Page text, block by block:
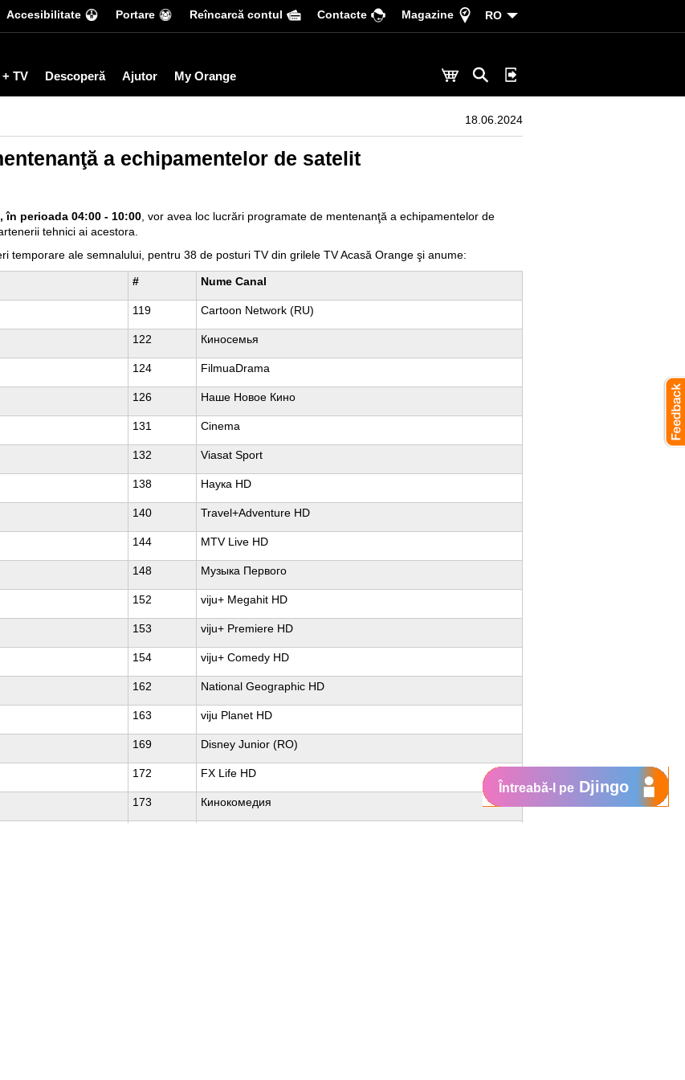
Accesibilitate Portare Reîncarcă contul Сontacte Magazine RO
TV Descoperă Ajutor My Orange
18.06.2024
a echipamentelor de satelit
în perioada 04:00 - 10:00 , vor avea loc lucrări programate de mentenanţă a echipamentelor de
tehnici ai acestora.
temporare ale semnalului, pentru 38 de posturi TV din grilele TV Acasă Orange şi anume:
# Nume Canal
119 Cartoon Network (RU)
122 Киносемья
124 FilmuaDrama
126 Наше Новое Кино
131 Cinema
132 Viasat Sport
138 Наука HD
140 Travel+Adventure HD
144 MTV Live HD
148 Музыка Первого
152 viju+ Megahit HD
153 viju+ Premiere HD
154 viju+ Comedy HD
162 National Geographic HD
163 viju Planet HD
169 Disney Junior (RO)
172 FX Life HD
173 Кинокомедия
Întreabă-l pe Djingo